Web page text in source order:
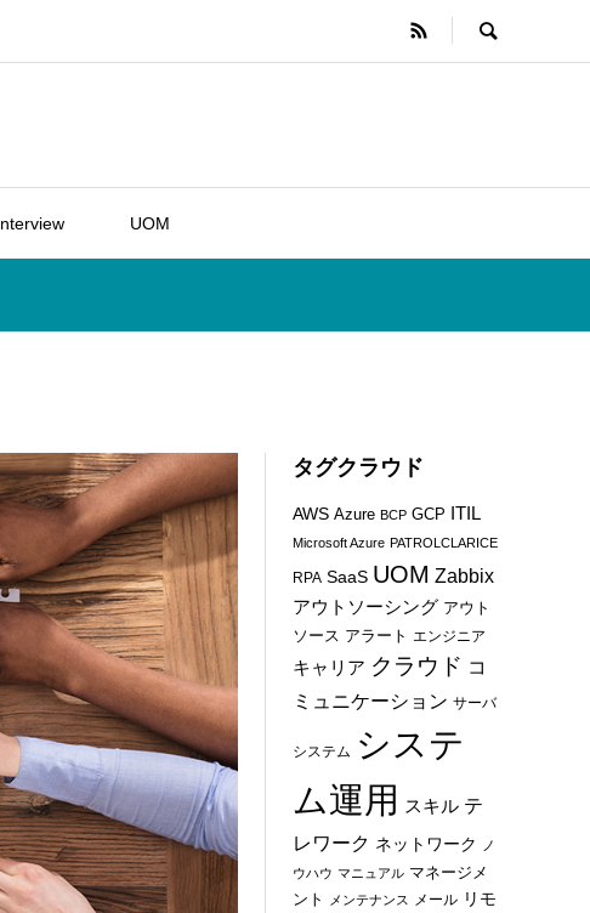
UOM
タグクラウド
AWS Azure BCP GCP ITIL
Microsoft Azure PATROLCLARICE
RPA SaaS UOM Zabbix
アウトソーシング アウト
ソース アラート エンジニア
キャリア クラウド コ
ミュニケーション サーバ
システム システ
ム運用 スキル テ
レワーク ネットワーク
ノ
ウハウ マニュアル マネージメ
ント
メンテナンス メール リモ